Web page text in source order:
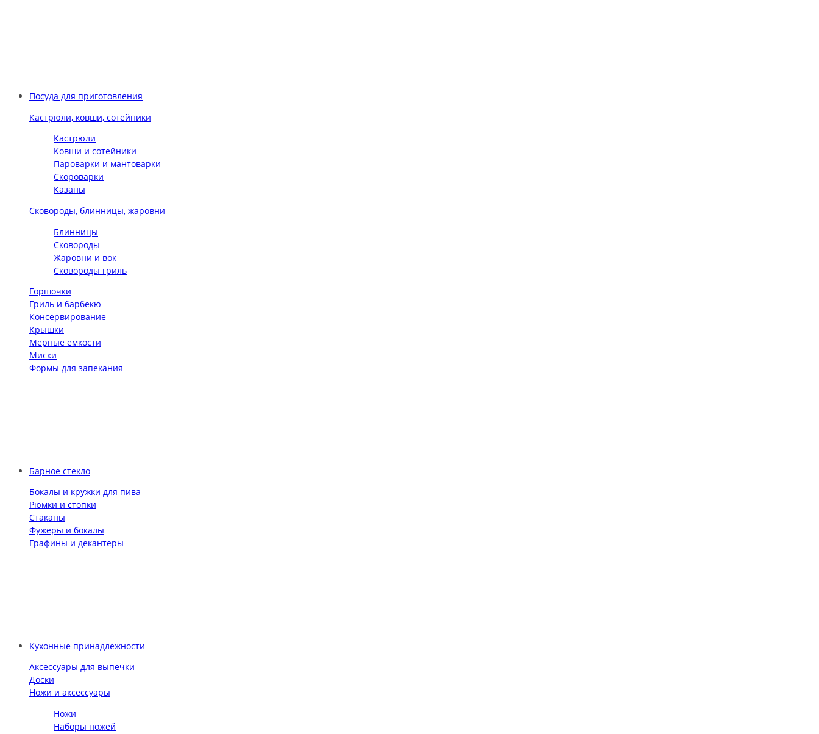
Посуда для приготовления
Кастрюли, ковши, сотейники
Кастрюли
Ковши и сотейники
Пароварки и мантоварки
Скороварки
Казаны
Сковороды, блинницы, жаровни
Блинницы
Сковороды
Жаровни и вок
Сковороды гриль
Горшочки
Гриль и барбекю
Консервирование
Крышки
Мерные емкости
Миски
Формы для запекания
Барное стекло
Бокалы и кружки для пива
Рюмки и стопки
Стаканы
Фужеры и бокалы
Графины и декантеры
Кухонные принадлежности
Аксессуары для выпечки
Доски
Ножи и аксессуары
Ножи
Наборы ножей